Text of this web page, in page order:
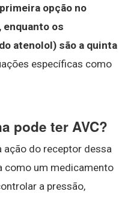
opção no
os
atenolol) são a quinta
específicas como
pode ter AVC?
ação do receptor dessa
como um medicamento
a pressão,